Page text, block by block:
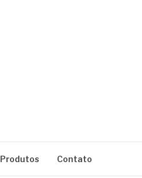
Produtos Contato